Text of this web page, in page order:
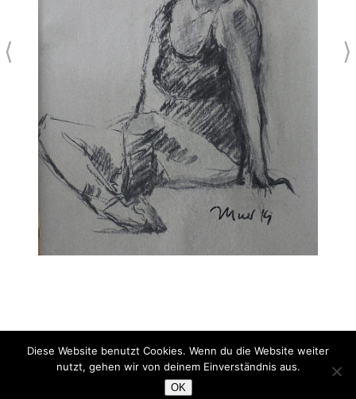
in sich ruhend
Kohle/Kreide/Rötel
⟨ ⟩
Diese Website benutzt Cookies. Wenn du die Website weiter
nutzt, gehen wir von deinem Einverständnis aus.
OK